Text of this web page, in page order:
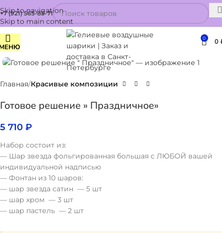
Skip to navigation
Skip to main content
+7 (921) 565-85-71
0 0
Нажмите, чтобы увеличить
Главная Красивые композиции
Готовое решение » Праздничное»
5 710 ₽
Набор состоит из:
— Шар звезда фольгированная большая с ЛЮБОЙ вашей
индивидуальной надписью
— Фонтан из 10 шаров:
— шар звезда сатин — 5 шт
— шар хром — 3 шт
— шар пастель — 2 шт